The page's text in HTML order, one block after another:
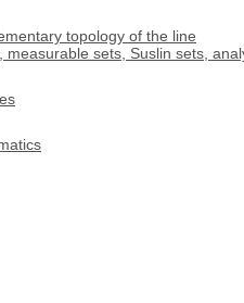
topology of the line
sets, Suslin sets,